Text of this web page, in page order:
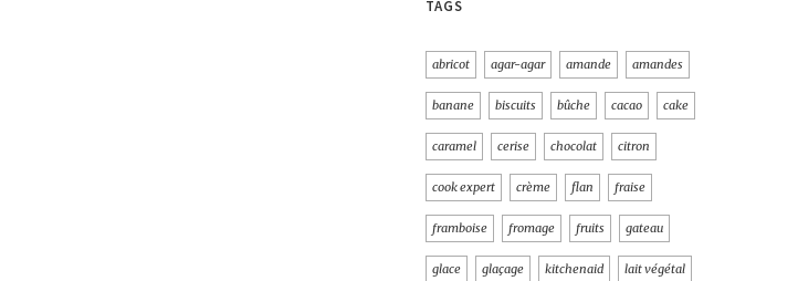
TAGS
abricot agar-agar amande amandes
banane biscuits bûche cacao cake
caramel cerise chocolat citron
cook expert crème flan fraise
framboise fromage fruits gateau
glace glaçage kitchenaid lait végétal